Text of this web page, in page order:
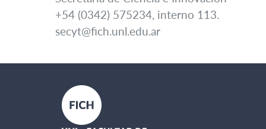
+54 (0342) 575234, interno 113.
secyt@fich.unl.edu.ar